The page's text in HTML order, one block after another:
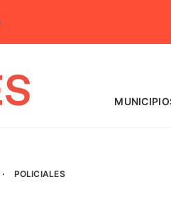
· POLICIALES